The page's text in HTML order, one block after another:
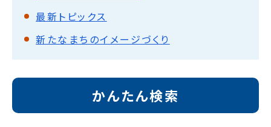
最新トピックス
新たなまちのイメージづくり
かんたん検索